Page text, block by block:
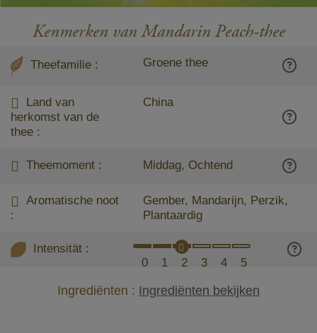
Kenmerken van Mandarin Peach-thee
Theefamilie : Groene thee
Land van
herkomst van de
thee :
China
Theemoment : Middag, Ochtend
Aromatische noot
:
Gember, Mandarijn, Perzik,
Plantaardig
Intensität :
0
1 2 3 4 5
Ingrediënten : Ingrediënten bekijken